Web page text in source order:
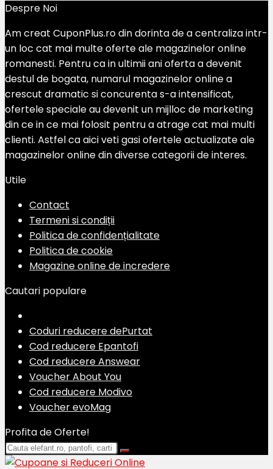
Despre Noi
Am creat CuponPlus.ro din dorinta de a centraliza intr-
un loc cat mai multe oferte ale magazinelor online
romanesti. Pentru ca in ultimii ani oferta a devenit
destul de bogata, numarul magazinelor online a
crescut dramatic si concurenta s-a intensificat,
ofertele speciale au devenit un mijlloc de marketing
din ce in ce mai folosit pentru a atrage cat mai multi
clienti. Astfel ca aici veti gasi ofertele actualizate ale
magazinelor online din diverse categorii de interes.
Utile
Contact
Termeni si condiții
Politica de confidențialitate
Politica de cookie
Magazine online de incredere
Cautari populare
Coduri reducere dePurtat
Cod reducere Epantofi
Cod reducere Answear
Voucher About You
Cod reducere Modivo
Voucher evoMag
Profita de Oferte!